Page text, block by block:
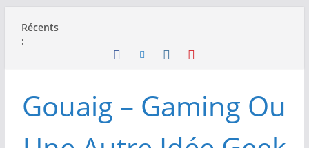
Récents
:
Gouaig – Gaming Ou